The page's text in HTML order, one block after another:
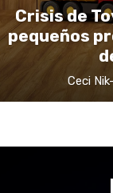
Crisis de
pequeños
Ceci